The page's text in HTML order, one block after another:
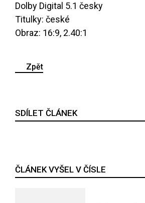
Dolby Digital 5.1 česky
Titulky: české
Obraz: 16:9, 2.40:1
Zpět
SDÍLET ČLÁNEK
ČLÁNEK VYŠEL V ČÍSLE